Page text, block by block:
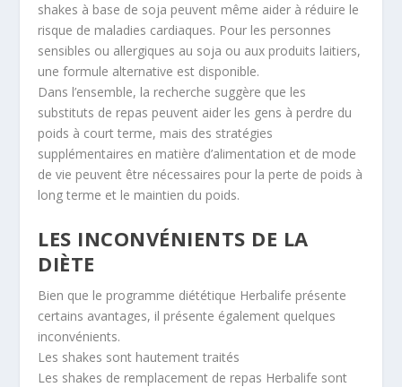
shakes à base de soja peuvent même aider à réduire le
risque de maladies cardiaques. Pour les personnes
sensibles ou allergiques au soja ou aux produits laitiers,
une formule alternative est disponible.
Dans l’ensemble, la recherche suggère que les
substituts de repas peuvent aider les gens à perdre du
poids à court terme, mais des stratégies
supplémentaires en matière d’alimentation et de mode
de vie peuvent être nécessaires pour la perte de poids à
long terme et le maintien du poids.
LES INCONVÉNIENTS DE LA
DIÈTE
Bien que le programme diététique Herbalife présente
certains avantages, il présente également quelques
inconvénients.
Les shakes sont hautement traités
Les shakes de remplacement de repas Herbalife sont